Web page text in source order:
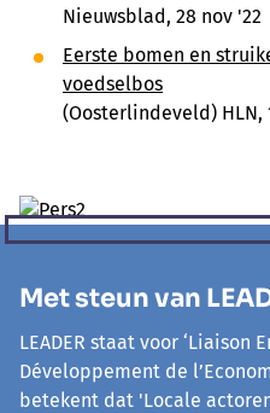
Nieuwsblad, 28 nov '22
Eerste bomen en
voedselbos
(Oosterlindeveld) HLN,
Met steun van
LEADER staat voor ‘Liaison
Développement de
betekent dat 'Locale